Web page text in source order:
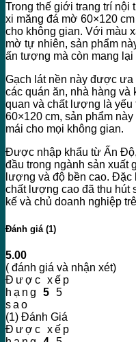
Trong thế giới trang trí nội
xi măng đá mờ 60×120
cho không gian. Với màu
mờ tự nhiên, sản phẩm
ấn tượng mà còn mang lại
Gạch lát nền này được ưa
các quán ăn, nhà hàng và
quan và chất lượng là
60×120 cm, sản phẩm
mái cho mọi không gian.
Được nhập khẩu từ Ấn
đầu trong ngành sản xuất
lượng và độ bền cao.
chất lượng cao đã thu hút
kế và chủ doanh nghiệp
Đánh giá (1)
5.00
( đánh giá và nhận xét)
Được xếp
hạng 5 5
sao
(1) Đánh Giá
Được xếp